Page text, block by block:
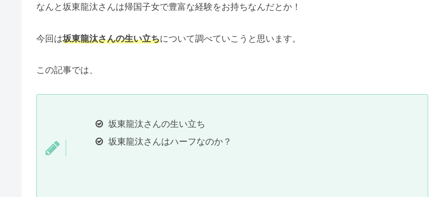
なんと坂東龍汰さんは帰国子女で豊富な経験をお持ちなんだとか！
今回は坂東龍汰さんの生い立ちについて調べていこうと思います。
この記事では、
坂東龍汰さんの生い立ち
坂東龍汰さんはハーフなのか？